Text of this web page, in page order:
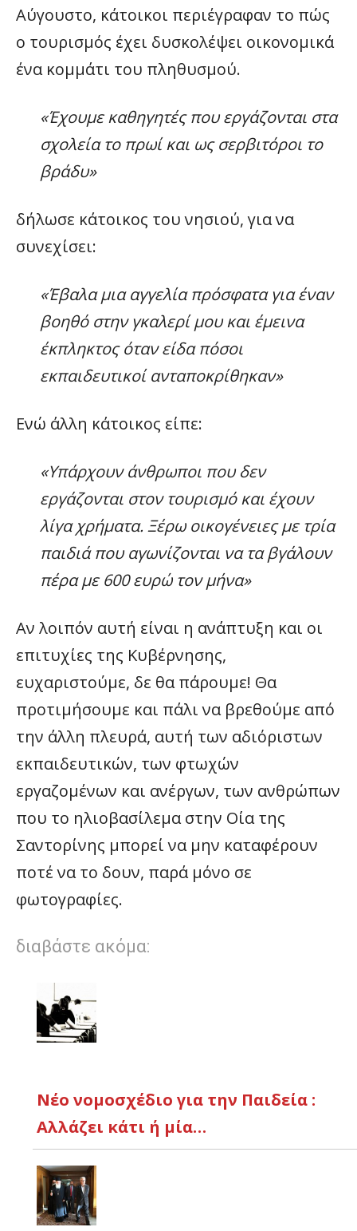
Αύγουστο, κάτοικοι περιέγραφαν το πώς
ο τουρισμός έχει δυσκολέψει οικονομικά
ένα κομμάτι του πληθυσμού.
«Έχουμε καθηγητές που εργάζονται στα
σχολεία το πρωί και ως σερβιτόροι το
βράδυ»
δήλωσε κάτοικος του νησιού, για να
συνεχίσει:
«Έβαλα μια αγγελία πρόσφατα για έναν
βοηθό στην γκαλερί μου και έμεινα
έκπληκτος όταν είδα πόσοι
εκπαιδευτικοί ανταποκρίθηκαν»
Ενώ άλλη κάτοικος είπε:
«Υπάρχουν άνθρωποι που δεν
εργάζονται στον τουρισμό και έχουν
λίγα χρήματα. Ξέρω οικογένειες με τρία
παιδιά που αγωνίζονται να τα βγάλουν
πέρα με 600 ευρώ τον μήνα»
Αν λοιπόν αυτή είναι η ανάπτυξη και οι
επιτυχίες της Κυβέρνησης,
ευχαριστούμε, δε θα πάρουμε! Θα
προτιμήσουμε και πάλι να βρεθούμε από
την άλλη πλευρά, αυτή των αδιόριστων
εκπαιδευτικών, των φτωχών
εργαζομένων και ανέργων, των ανθρώπων
που το ηλιοβασίλεμα στην Οία της
Σαντορίνης μπορεί να μην καταφέρουν
ποτέ να το δουν, παρά μόνο σε
φωτογραφίες.
διαβάστε ακόμα:
Νέο νομοσχέδιο για την Παιδεία :
Αλλάζει κάτι ή μία…